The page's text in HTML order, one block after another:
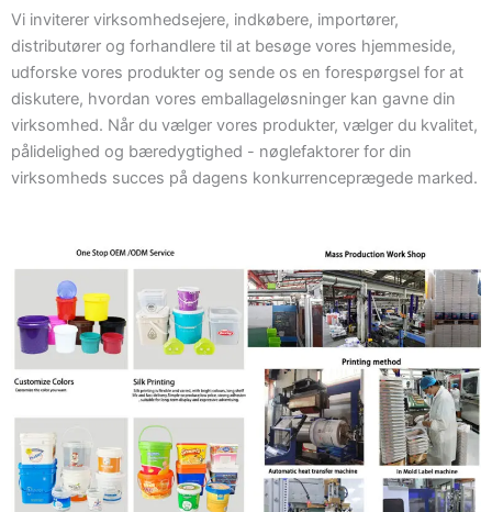
Vi inviterer virksomhedsejere, indkøbere, importører,
distributører og forhandlere til at besøge vores hjemmeside,
udforske vores produkter og sende os en forespørgsel for at
diskutere, hvordan vores emballageløsninger kan gavne din
virksomhed. Når du vælger vores produkter, vælger du kvalitet,
pålidelighed og bæredygtighed - nøglefaktorer for din
virksomheds succes på dagens konkurrenceprægede marked.